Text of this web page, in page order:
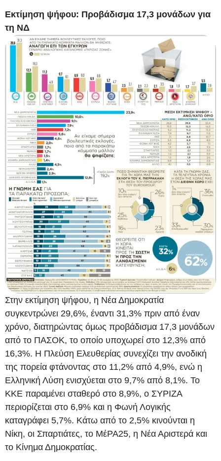
Εκτίμηση ψήφου: Προβάδισμα 17,3 μονάδων για
τη ΝΔ
Στην εκτίμηση ψήφου, η Νέα Δημοκρατία
συγκεντρώνει 29,6%, έναντι 31,3% πριν από έναν
χρόνο, διατηρώντας όμως προβάδισμα 17,3 μονάδων
από το ΠΑΣΟΚ, το οποίο υποχωρεί στο 12,3% από
16,3%. Η Πλεύση Ελευθερίας συνεχίζει την ανοδική
της πορεία φτάνοντας στο 11,2% από 4,9%, ενώ η
Ελληνική Λύση ενισχύεται στο 9,7% από 8,1%. Το
ΚΚΕ παραμένει σταθερό στο 8,9%, ο ΣΥΡΙΖΑ
περιορίζεται στο 6,9% και η Φωνή Λογικής
καταγράφει 5,7%. Κάτω από το 2,5% κινούνται η
Νίκη, οι Σπαρτιάτες, το ΜέΡΑ25, η Νέα Αριστερά και
το Κίνημα Δημοκρατίας.